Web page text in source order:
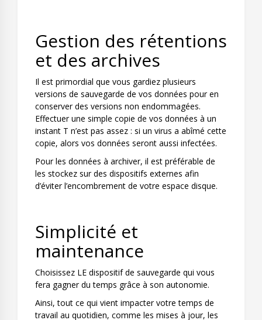
Gestion des rétentions
et des archives
Il est primordial que vous gardiez plusieurs
versions de sauvegarde de vos données pour en
conserver des versions non endommagées.
Effectuer une simple copie de vos données à un
instant T n’est pas assez : si un virus a abîmé cette
copie, alors vos données seront aussi infectées.
Pour les données à archiver, il est préférable de
les stockez sur des dispositifs externes afin
d’éviter l’encombrement de votre espace disque.
Simplicité et
maintenance
Choisissez LE dispositif de sauvegarde qui vous
fera gagner du temps grâce à son autonomie.
Ainsi, tout ce qui vient impacter votre temps de
travail au quotidien, comme les mises à jour, les